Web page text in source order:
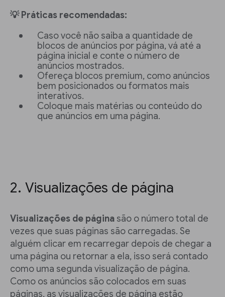
💡 Práticas recomendadas:
Caso você não saiba a quantidade de
blocos de anúncios por página, vá até a
página inicial e conte o número de
anúncios mostrados.
Ofereça blocos premium, como anúncios
bem posicionados ou formatos mais
interativos.
Coloque mais matérias ou conteúdo do
que anúncios em uma página.
2. Visualizações de página
Visualizações de página são o número total de
vezes que suas páginas são carregadas. Se
alguém clicar em recarregar depois de chegar a
uma página ou retornar a ela, isso será contado
como uma segunda visualização de página.
Como os anúncios são colocados em suas
páginas, as visualizações de página estão